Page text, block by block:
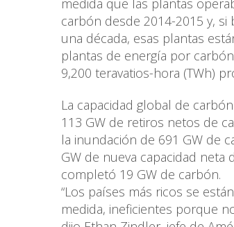
medida que las plantas
carbón desde 2014-2015 y,
una década, esas plantas
plantas de energía por
9,200 teravatios-hora (TWh)
La capacidad global de
113 GW de retiros netos de
la inundación de 691 GW de
GW de nueva capacidad
completó 19 GW de carbón.
“Los países más ricos se
medida, ineficientes porque